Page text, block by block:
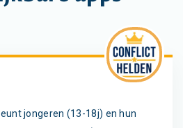
jongeren (13-18j) en hun